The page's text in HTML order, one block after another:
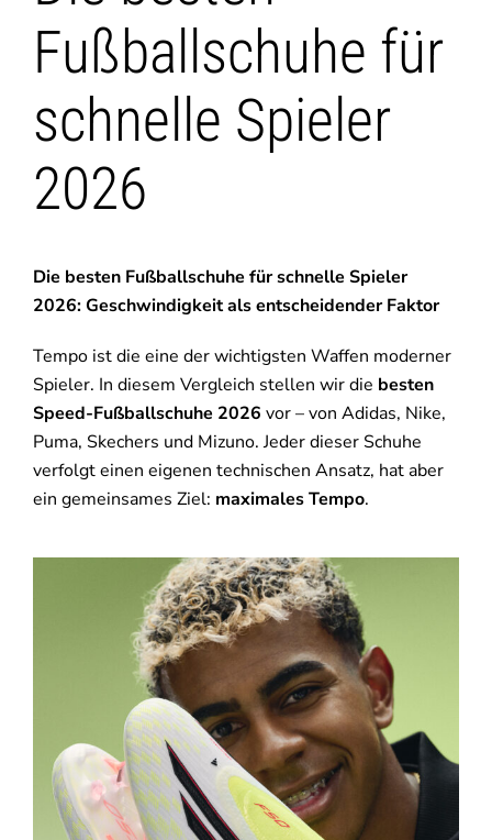
Fußballschuhe für
schnelle Spieler
2026
Die besten Fußballschuhe für schnelle Spieler
2026: Geschwindigkeit als entscheidender Faktor
Tempo ist die eine der wichtigsten Waffen moderner
Spieler. In diesem Vergleich stellen wir die besten
Speed-Fußballschuhe 2026 vor – von Adidas, Nike,
Puma, Skechers und Mizuno. Jeder dieser Schuhe
verfolgt einen eigenen technischen Ansatz, hat aber
ein gemeinsames Ziel: maximales Tempo.